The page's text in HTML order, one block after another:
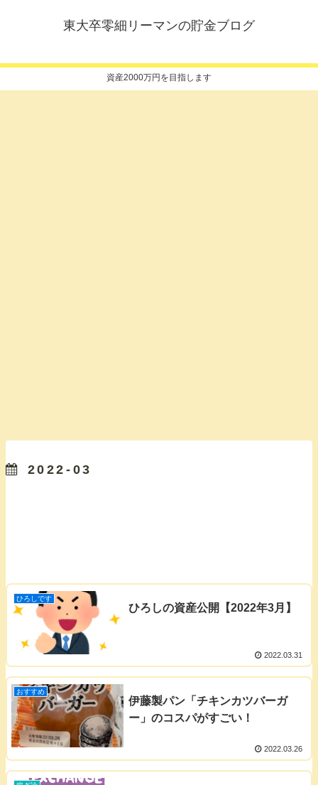
東大卒零細リーマンの貯金ブログ
資産2000万円を目指します
2022-03
ひろしです
ひろしの資産公開【2022年3月】
2022.03.31
おすすめ
伊藤製パン「チキンカツバーガ
ー」のコスパがすごい！
2022.03.26